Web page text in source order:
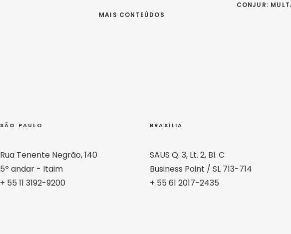
MAIS CONTEÚDOS
CONJUR:
SÃO PAULO
Rua Tenente Negrão, 140
5º andar - Itaim
+ 55 11 3192-9200
BRASÍLIA
SAUS Q. 3, Lt. 2, Bl. C
Business Point / SL 713-714
+ 55 61 2017-2435